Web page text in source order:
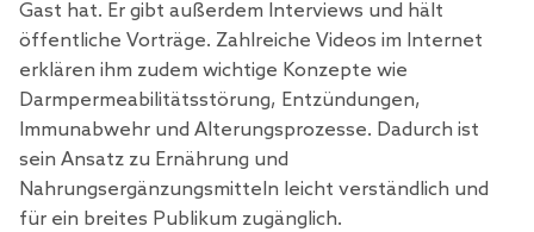
Gast hat. Er gibt außerdem Interviews und hält
öffentliche Vorträge. Zahlreiche Videos im Internet
erklären ihm zudem wichtige Konzepte wie
Darmpermeabilitätsstörung, Entzündungen,
Immunabwehr und Alterungsprozesse. Dadurch ist
sein Ansatz zu Ernährung und
Nahrungsergänzungsmitteln leicht verständlich und
für ein breites Publikum zugänglich.